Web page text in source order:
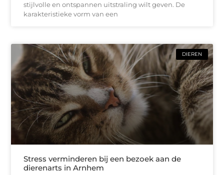
stijlvolle en ontspannen uitstraling wilt geven. De
karakteristieke vorm van een
DIEREN
Stress verminderen bij een bezoek aan de
dierenarts in Arnhem